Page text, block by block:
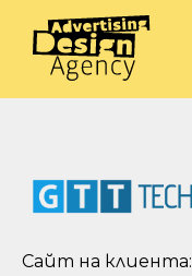
Сайт на клиента: